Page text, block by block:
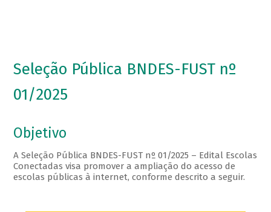
Seleção Pública BNDES-FUST nº
01/2025
Objetivo
A Seleção Pública BNDES-FUST nº 01/2025 – Edital Escolas
Conectadas visa promover a ampliação do acesso de
escolas públicas à internet, conforme descrito a seguir.